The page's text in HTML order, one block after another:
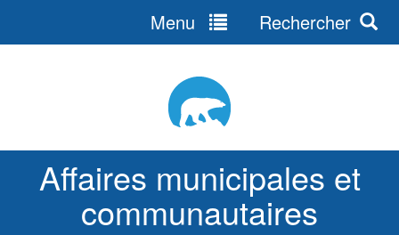
Affaires municipales et
communautaires
Menu Rechercher